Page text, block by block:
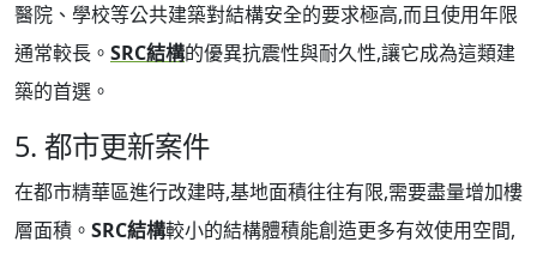
醫院、學校等公共建築對結構安全的要求極高,而且使用年限
通常較長。 SRC結構的優異抗震性與耐久性,讓它成為這類建
築的首選。
5. 都市更新案件
在都市精華區進行改建時,基地面積往往有限,需要盡量增加樓
層面積。 SRC結構較小的結構體積能創造更多有效使用空間,